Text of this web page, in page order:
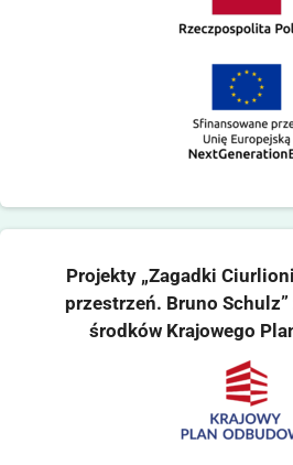
Projekty „Zagadki
przestrzeń. Bruno
środków Krajowego